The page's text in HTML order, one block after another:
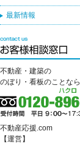
最新情報
不動産・建築の
のぼり・看板のことなら
不動産応援.com
【運営】